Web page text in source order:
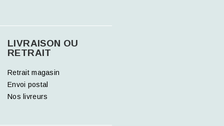
LIVRAISON OU
RETRAIT
Retrait magasin
Envoi postal
Nos livreurs